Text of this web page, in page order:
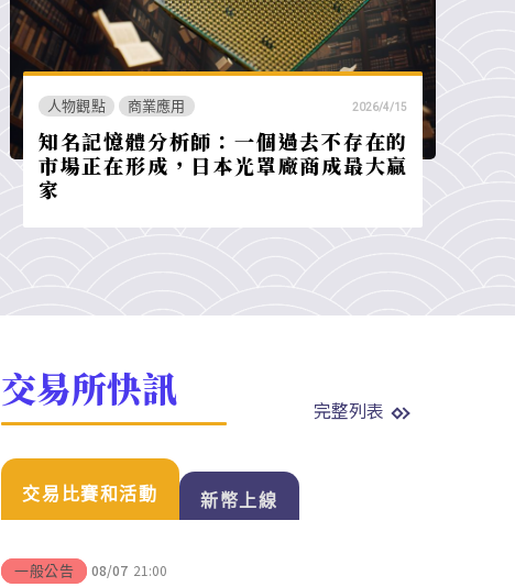
人物觀點 商業應用 2026/4/15
知名記憶體分析師：一個過去不存在的
市場正在形成，日本光罩廠商成最大贏
家
交易所快訊 完整列表
交易比賽和活動 新幣上線
一般公告 08/07 21:00